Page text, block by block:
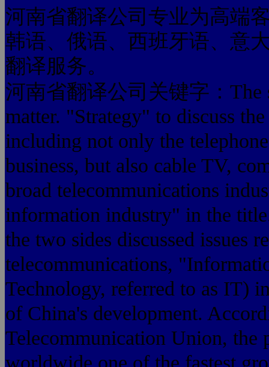
河南省翻译公司专业为高端
韩语、俄语、西班牙语、意
翻译服务。
河南省翻译公司关键字：The
matter. "Strategy" to discuss
including not only the
business, but also cable TV,
broad telecommunications
information industry" in the
the two sides discussed issues
telecommunications,
Technology, referred to as IT)
of China's development.
Telecommunication Union,
worldwide one of the fastest